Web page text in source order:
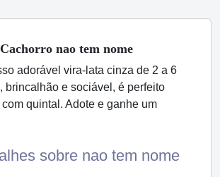
nao tem nome
adorável vira-lata cinza de 2 a 6
brincalhão e sociável, é perfeito
quintal. Adote e ganhe um
sobre nao tem nome